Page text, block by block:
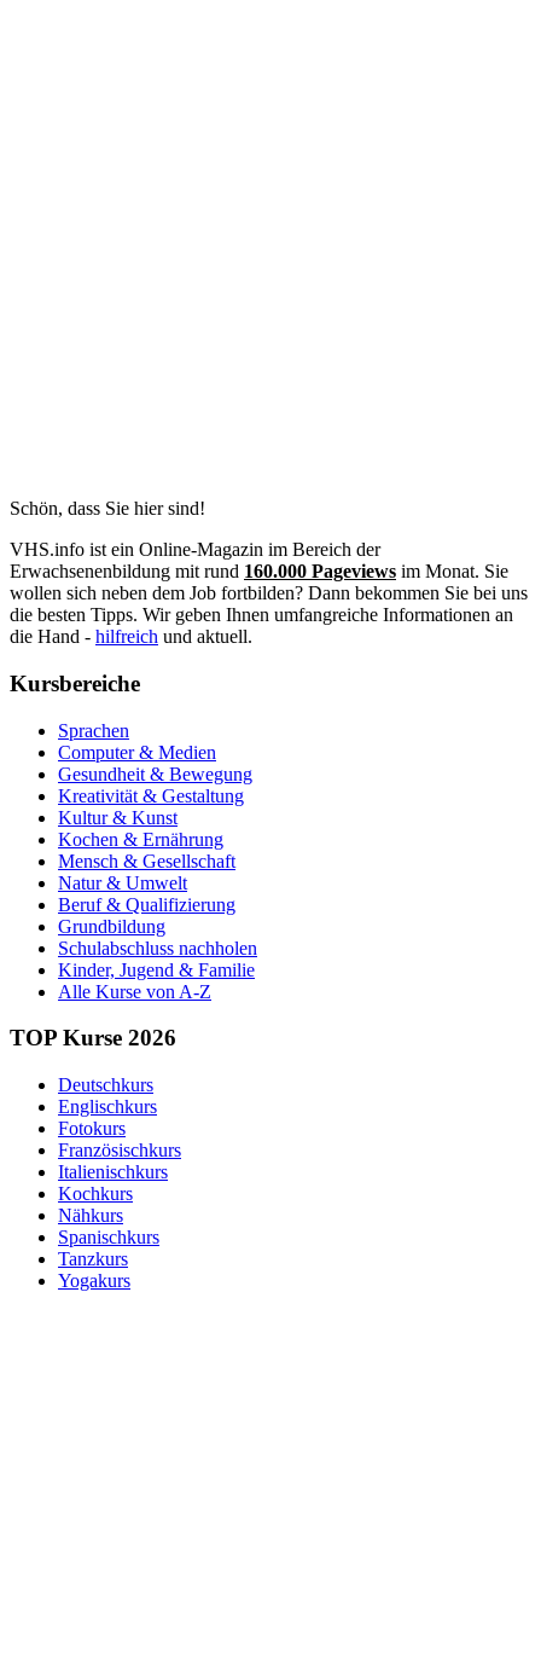
Schön, dass Sie hier sind!
VHS.info ist ein Online-Magazin im Bereich der
Erwachsenenbildung mit rund 160.000 Pageviews im Monat. Sie
wollen sich neben dem Job fortbilden? Dann bekommen Sie bei uns
die besten Tipps. Wir geben Ihnen umfangreiche Informationen an
die Hand - hilfreich und aktuell.
Kursbereiche
Sprachen
Computer & Medien
Gesundheit & Bewegung
Kreativität & Gestaltung
Kultur & Kunst
Kochen & Ernährung
Mensch & Gesellschaft
Natur & Umwelt
Beruf & Qualifizierung
Grundbildung
Schulabschluss nachholen
Kinder, Jugend & Familie
Alle Kurse von A-Z
TOP Kurse 2026
Deutschkurs
Englischkurs
Fotokurs
Französischkurs
Italienischkurs
Kochkurs
Nähkurs
Spanischkurs
Tanzkurs
Yogakurs